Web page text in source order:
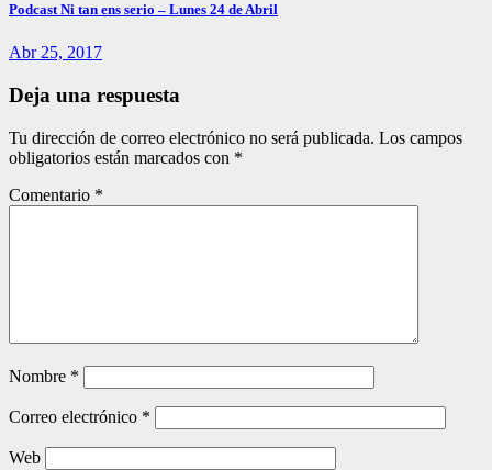
Podcast Ni tan ens serio – Lunes 24 de Abril
Abr 25, 2017
Deja una respuesta
Tu dirección de correo electrónico no será publicada. Los campos
obligatorios están marcados con *
Comentario *
Nombre *
Correo electrónico *
Web